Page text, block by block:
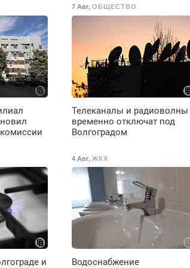
скидки до
Мастер со
7 Авг,ОБЩЕСТВО
Телеканалы и радиоволны
временно отключат под
Волгоградом
и
4 Авг,ЖКХ
Водоснабжение